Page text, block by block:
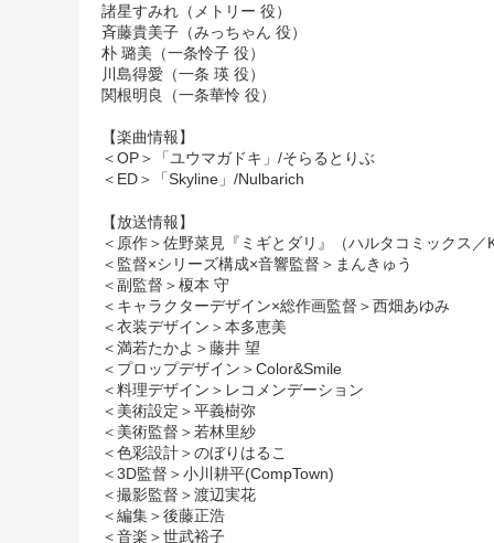
諸星すみれ（メトリー 役）
斉藤貴美子（みっちゃん 役）
朴 璐美（一条怜子 役）
川島得愛（一条 瑛 役）
関根明良（一条華怜 役）
【楽曲情報】
＜OP＞「ユウマガドキ」/そらるとりぶ
＜ED＞「Skyline」/Nulbarich
【放送情報】
＜原作＞佐野菜見『ミギとダリ』（ハルタコミックス／
＜監督×シリーズ構成×音響監督＞まんきゅう
＜副監督＞榎本 守
＜キャラクターデザイン×総作画監督＞西畑あゆみ
＜衣装デザイン＞本多恵美
＜満若たかよ＞藤井 望
＜プロップデザイン＞Color&Smile
＜料理デザイン＞レコメンデーション
＜美術設定＞平義樹弥
＜美術監督＞若林里紗
＜色彩設計＞のぼりはるこ
＜3D監督＞小川耕平(CompTown)
＜撮影監督＞渡辺実花
＜編集＞後藤正浩
＜音楽＞世武裕子